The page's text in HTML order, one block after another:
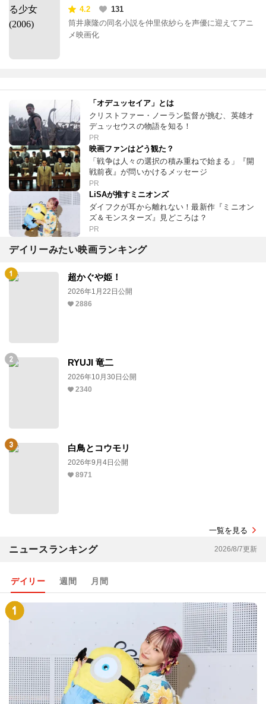
4.2
131
筒井康隆の同名小説を仲里依紗らを声優に迎えてアニ
メ映画化
「オデュッセイア」とは
クリストファー・ノーラン監督が挑む、英雄オ
デュッセウスの物語を知る！
PR
映画ファンはどう観た？
「戦争は人々の選択の積み重ねで始まる」『開
戦前夜』が問いかけるメッセージ
PR
LiSAが推すミニオンズ
ダイフクが耳から離れない！最新作『ミニオン
ズ＆モンスターズ』見どころは？
PR
デイリーみたい映画ランキング
超かぐや姫！
2026年1月22日公開
2886
RYUJI 竜二
2026年10月30日公開
2340
白鳥とコウモリ
2026年9月4日公開
8971
一覧を見る
ニュースランキング 2026/8/7更新
デイリー 週間 月間